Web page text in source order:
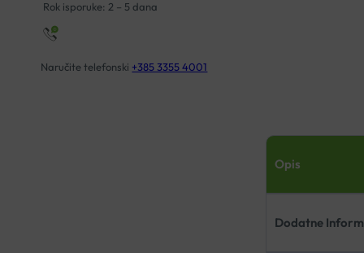
količina
Rok isporuke: 2 – 5 dana
Naručite telefonski +385 3355 4001
Opis
Dodatne